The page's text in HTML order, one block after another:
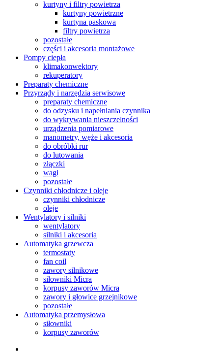
kurtyny i filtry powietrza
kurtyny powietrzne
kurtyna paskowa
filtry powietrza
pozostałe
części i akcesoria montażowe
Pompy ciepła
klimakonwektory
rekuperatory
Preparaty chemiczne
Przyrządy i narzędzia serwisowe
preparaty chemiczne
do odzysku i napełniania czynnika
do wykrywania nieszczelności
urządzenia pomiarowe
manometry, węże i akcesoria
do obróbki rur
do lutowania
złączki
wagi
pozostałe
Czynniki chłodnicze i oleje
czynniki chłodnicze
oleje
Wentylatory i silniki
wentylatory
silniki i akcesoria
Automatyka grzewcza
termostaty
fan coil
zawory silnikowe
siłowniki Micra
korpusy zaworów Micra
zawory i głowice grzejnikowe
pozostałe
Automatyka przemysłowa
siłowniki
korpusy zaworów